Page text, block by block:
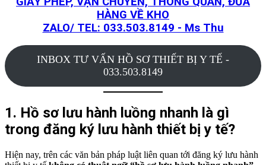
HÀNG VỀ KHO
ZALO/ TEL: 033.503.8149 - Ms Thu
INBOX TƯ VẤN HỒ SƠ THIẾT BỊ Y TẾ -
033.503.8149
1. Hồ sơ lưu hành luồng nhanh là gì
trong đăng ký lưu hành thiết bị y tế?
Hiện nay, trên các văn bản pháp luật liên quan tới đăng ký lưu hành